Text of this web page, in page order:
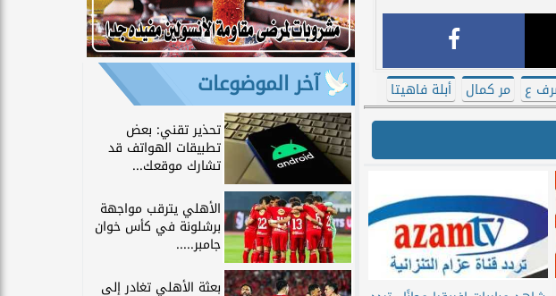
ع مر كمال أبلة فاهيتا آخر الموضوعات
تحذير تقني: بعض
تطبيقات الهواتف قد
تشارك موقعك...
الأهلي يترقب مواجهة
برشلونة في كأس خوان
جامبر.....
بعثة الأهلي تغادر إلى